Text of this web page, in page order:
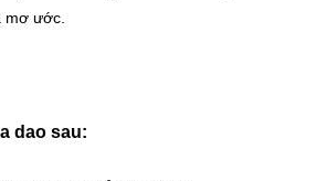
mơ ước.
dao sau: